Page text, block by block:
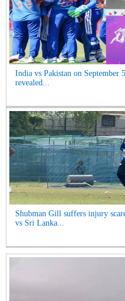
India vs Pakistan on September
revealed...
Shubman Gill suffers injury
vs Sri Lanka...